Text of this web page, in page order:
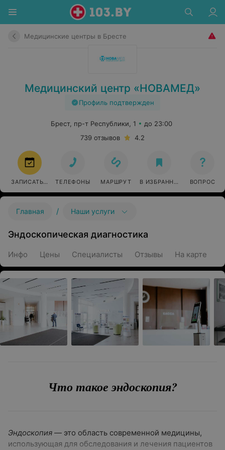
Медицинские центры в Бресте
Медицинский центр «НОВАМЕД»
Профиль подтвержден
Брест, пр-т Республики, 1
до 23:00
739 отзывов
4.2
ЗАПИСАТЬСЯ ТЕЛЕФОНЫ МАРШРУТ В ИЗБРАННОЕ ВОПРОС
Главная / Наши услуги
Эндоскопическая диагностика
Инфо Цены Специалисты Отзывы На карте
Что такое эндоскопия?
Эндоскопия — это область современной медицины,
использующая для обследования и лечения пациентов